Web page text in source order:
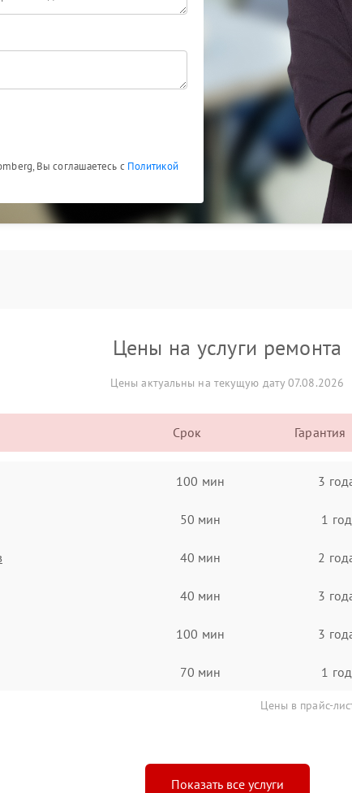
Вы соглашаетесь с Политикой
Цены на услуги ремонта
Цены актуальны на текущую дату 07.08.2026
Срок Гарантия
100 мин 3
50 мин 1 год
40 мин 2
40 мин 3
100 мин 3
70 мин 1 год
Цены в прайс-
Показать все услуги